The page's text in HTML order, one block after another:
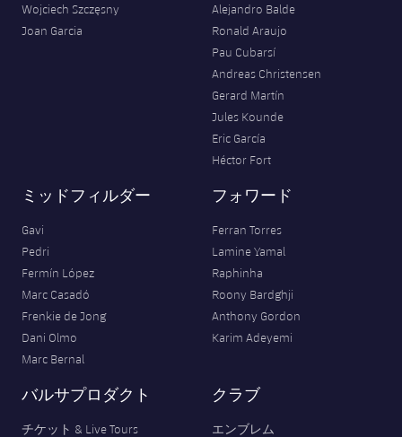
Wojciech Szczęsny
Joan Garcia
Alejandro Balde
Ronald Araujo
Pau Cubarsí
Andreas Christensen
Gerard Martín
Jules Kounde
Eric García
Héctor Fort
ミッドフィルダー
Gavi
Pedri
Fermín López
Marc Casadó
Frenkie de Jong
Dani Olmo
Marc Bernal
フォワード
Ferran Torres
Lamine Yamal
Raphinha
Roony Bardghji
Anthony Gordon
Karim Adeyemi
バルサプロダクト
チケット & Live Tours
クラブ
エンブレム